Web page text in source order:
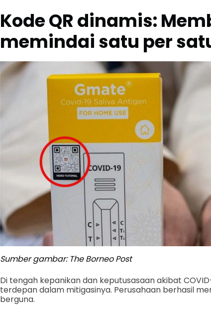
Kode QR dinamis:
memindai satu per
Sumber gambar: The Borneo Post
Di tengah kepanikan dan keputusasaan akibat
terdepan dalam mitigasinya. Perusahaan berhasil
berguna.